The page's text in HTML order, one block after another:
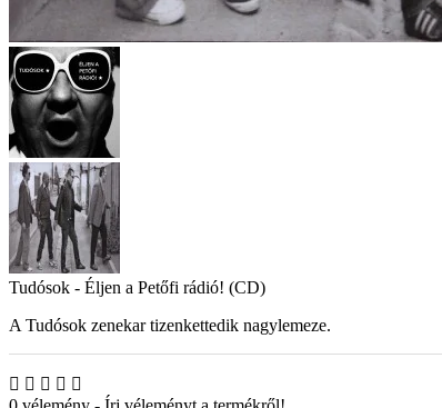
Tudósok - Éljen a Petőfi rádió! (CD)
A Tudósok zenekar tizenkettedik nagylemeze.